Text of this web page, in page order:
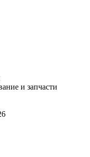
и запчасти